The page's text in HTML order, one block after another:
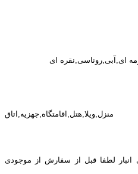
ای,آبی,روناسی,نقره ای
انبار لطفا قبل از سفارش از موجودی